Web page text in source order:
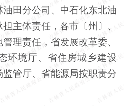
田分公司、中石化东北油
主体责任，各市〔州〕、
理责任，省发展改革委、
环境厅、省住房城乡建设
管厅、省能源局按职责分